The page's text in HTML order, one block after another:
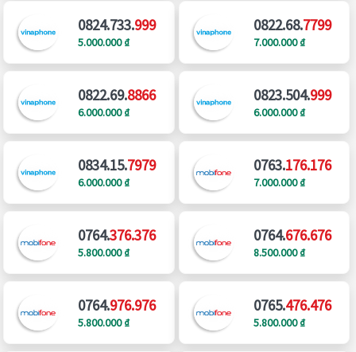
0824.733.999
5.000.000 ₫
0822.68.7799
7.000.000 ₫
0822.69.8866
6.000.000 ₫
0823.504.999
6.000.000 ₫
0834.15.7979
6.000.000 ₫
0763.176.176
7.000.000 ₫
0764.376.376
5.800.000 ₫
0764.676.676
8.500.000 ₫
0764.976.976
5.800.000 ₫
0765.476.476
5.800.000 ₫